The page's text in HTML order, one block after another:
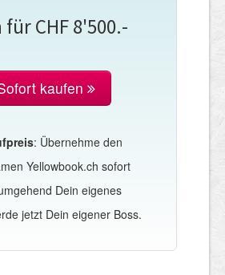
für CHF 8'500.-
kaufen
: Übernehme den
Yellowbook.ch sofort
Dein eigenes
jetzt Dein eigener Boss.